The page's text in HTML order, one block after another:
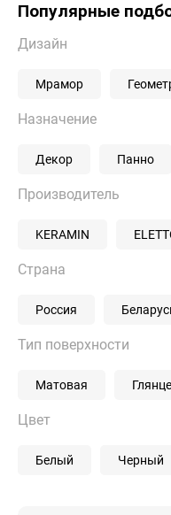
Популярные
Дизайн
Мрамор
Назначение
Декор Панно
Производитель
KERAMIN
Страна
Россия
Тип поверхности
Матовая
Цвет
Белый Черный